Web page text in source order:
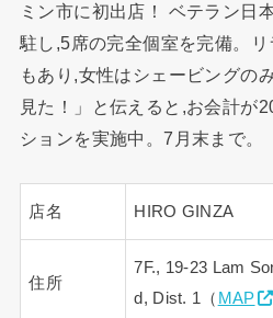
ミン市に初出店！ ベテラン日
駐し,5席の完全個室を完備。
もあり,女性はシェービングの
見た！」と伝えると,お会計が
ションを実施中。7月末まで。
店名 HIRO GINZA
住所
7F., 19-23 Lam
d, Dist. 1（ MAP